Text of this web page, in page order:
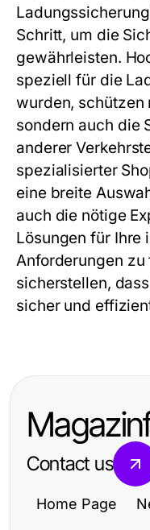
Schritt, um die
gewährleisten.
speziell für die
wurden, schützen
sondern auch die
anderer
spezialisierter
eine breite
auch die nötige
Lösungen für Ihre
Anforderungen zu
sicherstellen,
sicher und
Contact us
Home Page